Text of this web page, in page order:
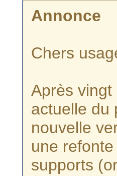
Annonce
Chers
Après
actuelle du
nouvelle
une
supports